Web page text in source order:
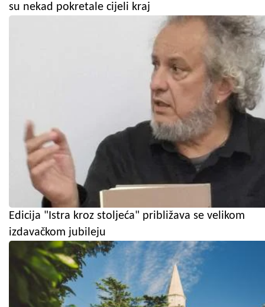
su nekad pokretale cijeli kraj
Edicija "Istra kroz stoljeća" približava se velikom
izdavačkom jubileju